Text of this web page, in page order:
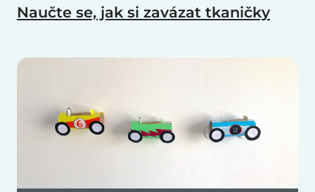
Naučte se, jak si zavázat tkaničky